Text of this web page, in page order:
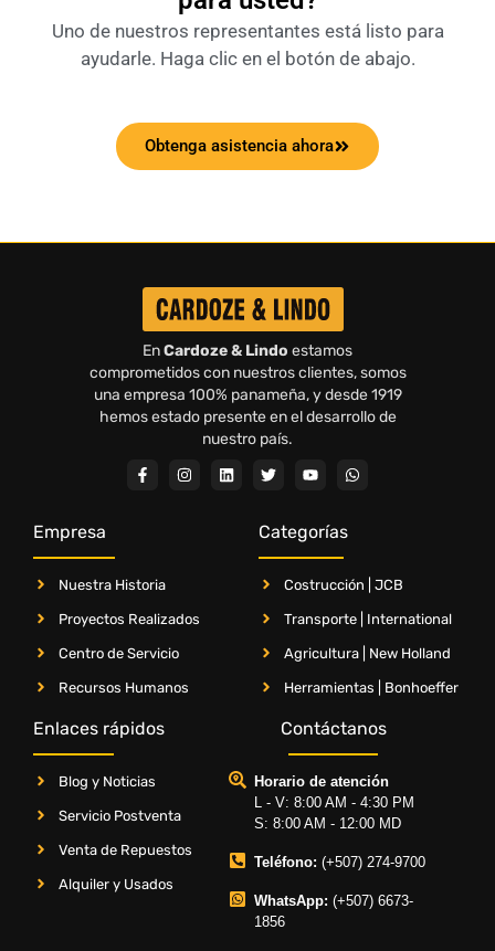
Uno de nuestros representantes está listo para
ayudarle. Haga clic en el botón de abajo.
Obtenga asistencia ahora
EnCardoze & Lindo estamos
comprometidos con nuestros clientes, somos
una empresa 100% panameña, y desde 1919
hemos estado presente en el desarrollo de
nuestro país.
Empresa
Nuestra Historia
Proyectos Realizados
Centro de Servicio
Recursos Humanos
Categorías
Costrucción | JCB
Transporte | International
Agricultura | New Holland
Herramientas | Bonhoeffer
Enlaces rápidos
Blog y Noticias
Servicio Postventa
Venta de Repuestos
Alquiler y Usados
Contáctanos
Horario de atención
L - V: 8:00 AM - 4:30 PM
S: 8:00 AM - 12:00 MD
Teléfono: (+507) 274-9700
WhatsApp: (+507) 6673-
1856